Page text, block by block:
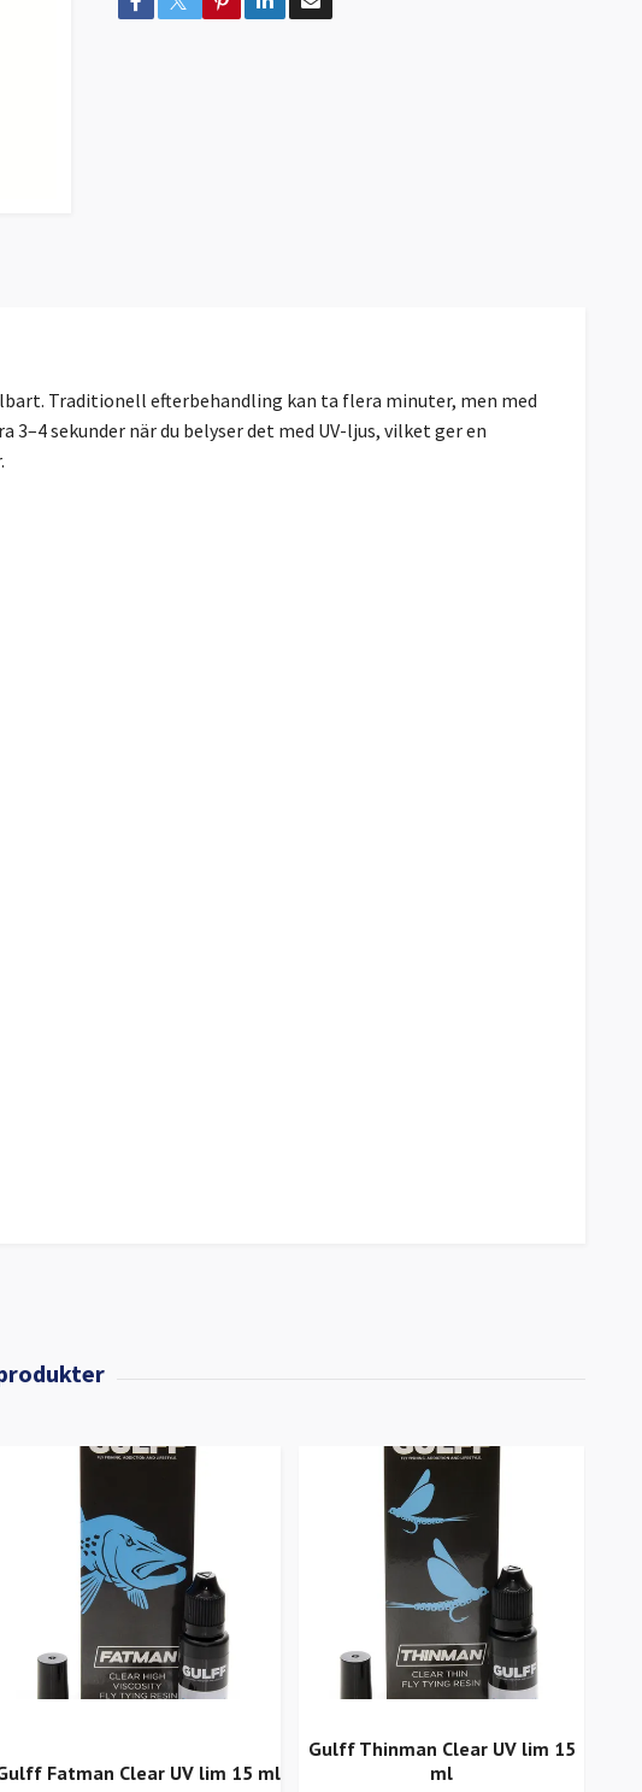
Traditionell efterbehandling kan ta flera minuter, men med
sekunder när du belyser det med UV-ljus, vilket ger en
Fatman Clear UV lim 15 ml
Gulff Thinman Clear UV lim 15
ml